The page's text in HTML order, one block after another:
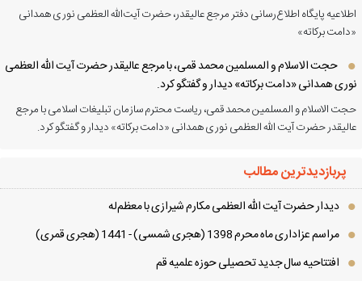
پایگاه اطلاع‌رسانی دفتر مرجع عالیقدر، حضرت آیت‌الله العظمی نوری همدانی
برکاته»
حجت الاسلام و المسلمین محمد قمی، با مرجع عالیقدر حضرت آیت الله العظمی
همدانی «دامت برکاته» دیدار و گفتگو کرد.
الاسلام و المسلمین محمد قمی، ریاست محترم سازمان تبلیغات اسلامی با مرجع
حضرت آیت الله العظمی نوری همدانی «دامت برکاته» دیدار و گفتگو کرد.
پربازدیدترین مطالب
دیدار حضرت آیت الله العظمی مكارم شیرازی با معظم‌له
مراسم عزاداری ماه محرم 1398 (هجری شمسی) - 1441 (هجری قمری)
افتتاحیه سال جدید تحصیلی حوزه علمیه قم